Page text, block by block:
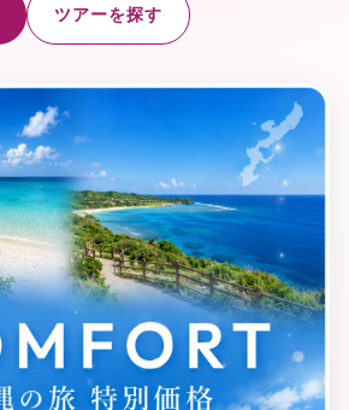
ツアーを探す